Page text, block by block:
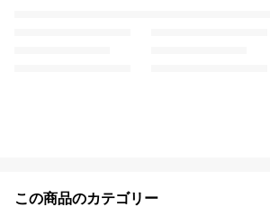
この商品のカテゴリー